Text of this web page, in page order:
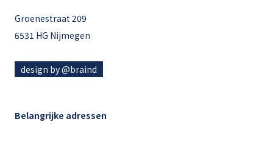
Groenestraat 209
6531 HG Nijmegen
design by @braind
Belangrijke adressen